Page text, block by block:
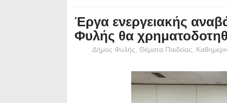
Έργα ενεργειακής
Φυλής θα
Δήμος Φυλής Θέματα Παιδείας